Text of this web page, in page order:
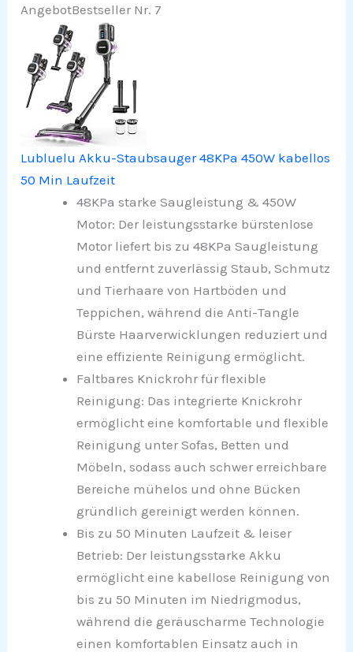
AngebotBestseller Nr. 7
Lubluelu Akku-Staubsauger 48KPa 450W kabellos
50 Min Laufzeit
48KPa starke Saugleistung & 450W
Motor: Der leistungsstarke bürstenlose
Motor liefert bis zu 48KPa Saugleistung
und entfernt zuverlässig Staub, Schmutz
und Tierhaare von Hartböden und
Teppichen, während die Anti-Tangle
Bürste Haarverwicklungen reduziert und
eine effiziente Reinigung ermöglicht.
Faltbares Knickrohr für flexible
Reinigung: Das integrierte Knickrohr
ermöglicht eine komfortable und flexible
Reinigung unter Sofas, Betten und
Möbeln, sodass auch schwer erreichbare
Bereiche mühelos und ohne Bücken
gründlich gereinigt werden können.
Bis zu 50 Minuten Laufzeit & leiser
Betrieb: Der leistungsstarke Akku
ermöglicht eine kabellose Reinigung von
bis zu 50 Minuten im Niedrigmodus,
während die geräuscharme Technologie
einen komfortablen Einsatz auch in